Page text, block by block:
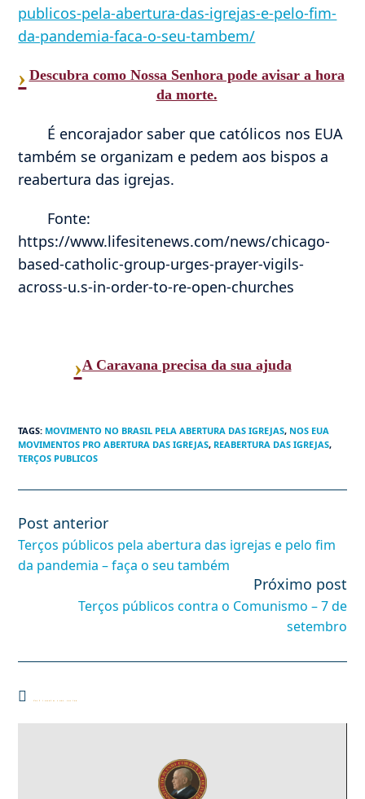
publicos-pela-abertura-das-igrejas-e-pelo-fim-
da-pandemia-faca-o-seu-tambem/
› Descubra como Nossa Senhora pode avisar a hora
da morte.
É encorajador saber que católicos nos EUA
também se organizam e pedem aos bispos a
reabertura das igrejas.
Fonte:
https://www.lifesitenews.com/news/chicago-
based-catholic-group-urges-prayer-vigils-
across-u.s-in-order-to-re-open-churches
›A Caravana precisa da sua ajuda
TAGS: MOVIMENTO NO BRASIL PELA ABERTURA DAS IGREJAS, NOS EUA
MOVIMENTOS PRO ABERTURA DAS IGREJAS, REABERTURA DAS IGREJAS,
TERÇOS PUBLICOS
Leia
mais
artigos
Post anterior
Terços públicos pela abertura das igrejas e pelo fim
da pandemia – faça o seu também
Próximo post
Terços públicos contra o Comunismo – 7 de
setembro
Você também pode gostar